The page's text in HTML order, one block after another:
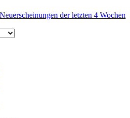
Neuerscheinungen der letzten 4 Wochen